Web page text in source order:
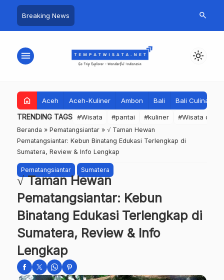
Breaking News search
menu light_mode
home Aceh Aceh-Kuliner Ambon Bali Bali Culinary
TRENDING TAGS #Wisata #pantai #kuliner #Wisata dan
Beranda » Pematangsiantar » √ Taman Hewan
Pematangsiantar: Kebun Binatang Edukasi Terlengkap di
Sumatera, Review & Info Lengkap
Pematangsiantar Sumatera
√ Taman Hewan
Pematangsiantar: Kebun
Binatang Edukasi Terlengkap di
Sumatera, Review & Info
Lengkap